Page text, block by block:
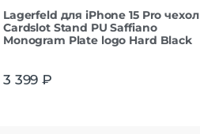
Lagerfeld для iPhone 15 Pro чехол
Cardslot Stand PU Saffiano
Monogram Plate logo Hard Black
3 399 ₽